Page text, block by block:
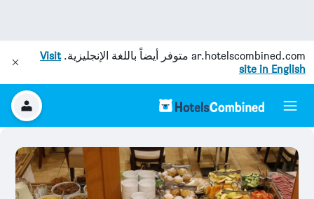
ar.hotelscombined.com متوفر أيضاً باللغة الإنجليزية.Visit
site in English